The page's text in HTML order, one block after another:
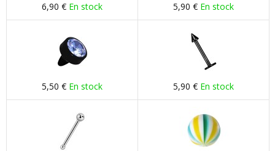
6,90 € En stock 5,90 € En stock
5,50 € En stock 5,90 € En stock